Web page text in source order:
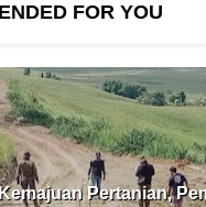
FOR YOU
Pertanian,